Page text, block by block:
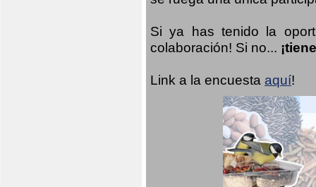
Si ya has tenido la
colaboración! Si no...
Link a la encuesta aquí!